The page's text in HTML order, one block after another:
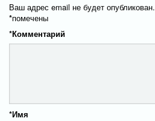
Ваш адрес email не будет опубликован.
помечены
*
Комментарий
*
Имя
*